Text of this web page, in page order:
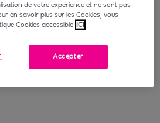
de votre expérience et ne sont pas
en savoir plus sur les Cookies, vous
Cookies accessible ICI
Accepter